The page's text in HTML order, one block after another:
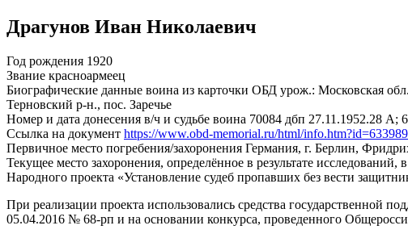
Драгунов Иван Николаевич
Год рождения 1920
Звание красноармеец
Биографические данные воина из карточки ОБД урож.: Московская
Терновский р-н., пос. Заречье
Номер и дата донесения в/ч и судьбе воина 70084 дбп 27.11.1952.28 А;
Ссылка на документ https://www.obd-memorial.ru/html/
Первичное место погребения/захоронения Германия, г. Берлин,
Текущее место захоронения, определённое в результате исследований,
Народного проекта «Установление судеб пропавших без вести
При реализации проекта использовались средства государственной
05.04.2016 № 68-рп и на основании конкурса, проведенного